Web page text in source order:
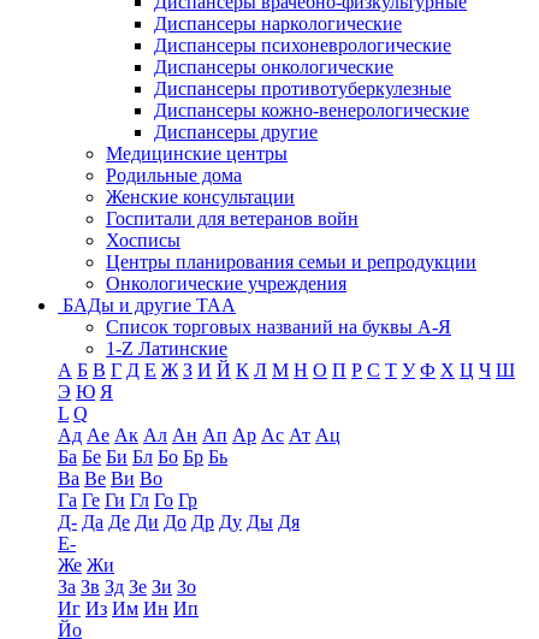
Диспансеры наркологические
Диспансеры психоневрологические
Диспансеры онкологические
Диспансеры противотуберкулезные
Диспансеры кожно-венерологические
Диспансеры другие
Медицинские центры
Родильные дома
Женские консультации
Госпитали для ветеранов войн
Хосписы
Центры планирования семьи и репродукции
Онкологические учреждения
БАДы и другие ТАА
Список торговых названий на буквы А-Я
1-Z Латинские
А Б В Г Д Е Ж З И Й К Л М Н О П Р С Т У Ф Х Ц Ч Ш
Э Ю Я
L Q
Ад Ае Ак Ал Ан Ап Ар Ас Ат Ац
Ба Бе Би Бл Бо Бр Бь
Ва Ве Ви Во
Га Ге Ги Гл Го Гр
Д- Да Де Ди До Др Ду Ды Дя
Е-
Же Жи
За Зв Зд Зе Зи Зо
Иг Из Им Ин Ип
Йо